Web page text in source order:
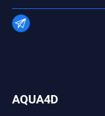
AQUA4D